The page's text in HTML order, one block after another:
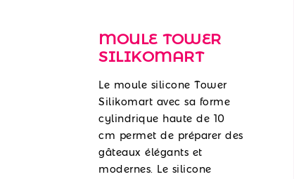
MOULE TOWER
SILIKOMART
Le moule silicone Tower
Silikomart avec sa forme
cylindrique haute de 10
cm permet de préparer des
gâteaux élégants et
modernes. Le silicone